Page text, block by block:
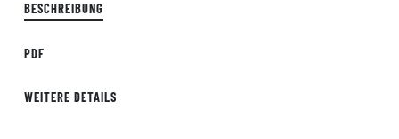
BESCHREIBUNG
PDF
WEITERE DETAILS